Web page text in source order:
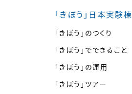
「きぼう」日本実験棟
「きぼう」のつくり
「きぼう」でできること
「きぼう」の運用
「きぼう」ツアー